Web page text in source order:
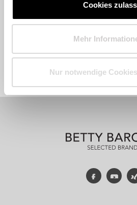
Cookies
Mehr
Nur notwendige